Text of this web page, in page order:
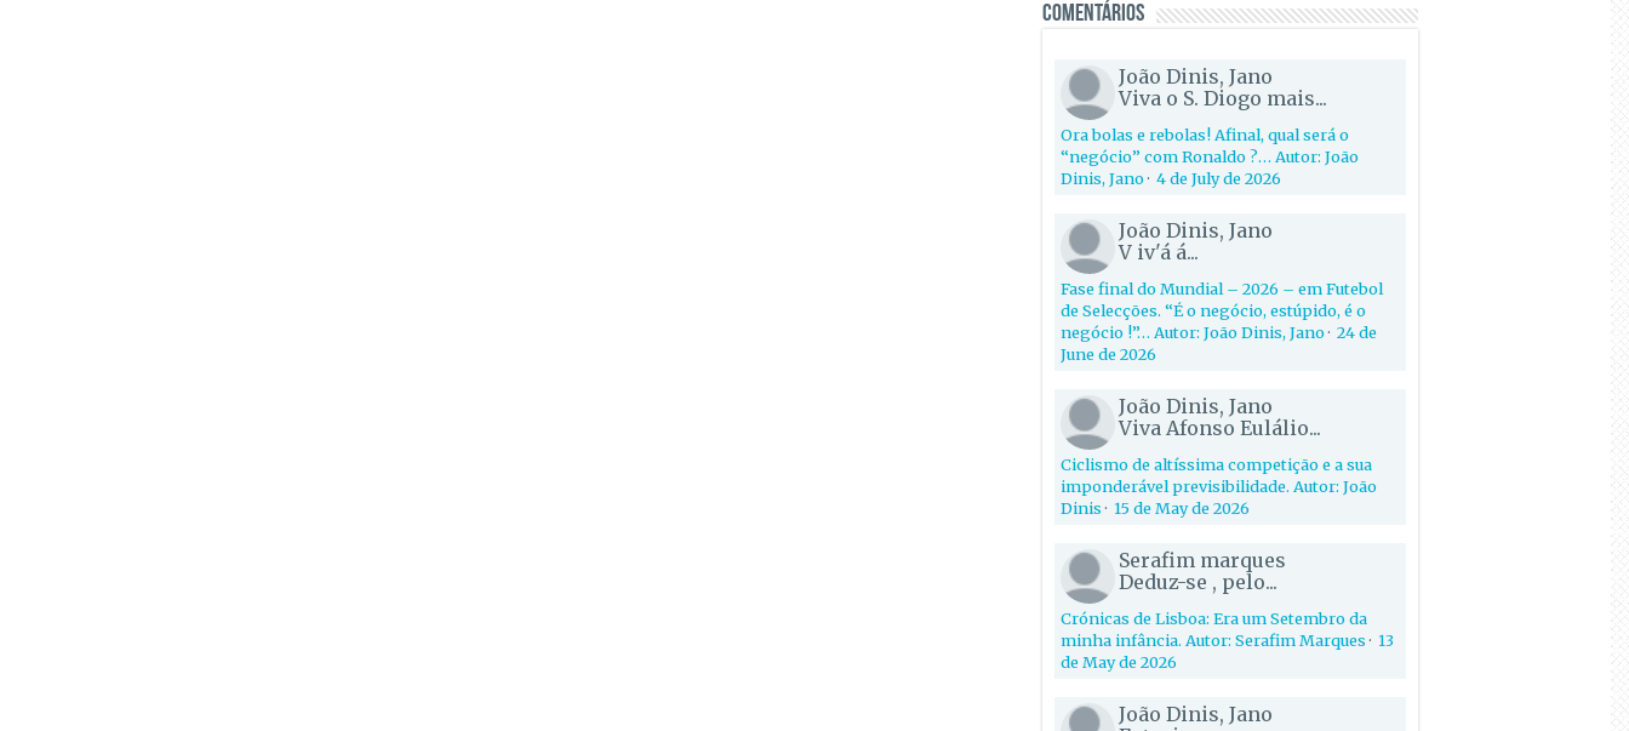
Comentários
João Dinis, Jano
Viva o S. Diogo mais...
Ora bolas e rebolas! Afinal, qual será o
“negócio” com Ronaldo ?… Autor: João
Dinis, Jano· 4 de July de 2026
João Dinis, Jano
V iv'á á...
Fase final do Mundial – 2026 – em Futebol
de Selecções. “É o negócio, estúpido, é o
negócio !”… Autor: João Dinis, Jano· 24 de
June de 2026
João Dinis, Jano
Viva Afonso Eulálio...
Ciclismo de altíssima competição e a sua
imponderável previsibilidade. Autor: João
Dinis· 15 de May de 2026
Serafim marques
Deduz-se , pelo...
Crónicas de Lisboa: Era um Setembro da
minha infância. Autor: Serafim Marques· 13
de May de 2026
João Dinis, Jano